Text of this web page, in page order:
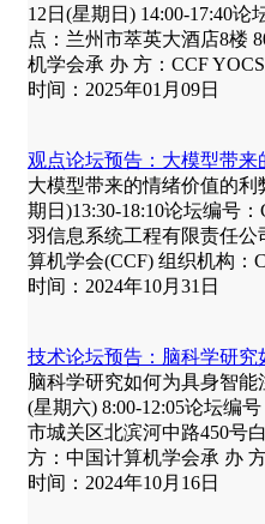
12日(星期日) 14:00-17:40论
点：兰州市萃英大酒店8楼
机学会承 办 方：CCF
时间：2025年01月09日
观点论坛预告：大模型带来
大模型带来的情绪价值的利
期日)13:30-18:10论坛编号
羽信息系统工程有限责任
算机学会(CCF) 组织机构：
时间：2024年10月31日
技术论坛预告：脑科学研究
脑科学研究如何为具身智能
(星期六) 8:00-12:05论坛编
市城关区北滨河中路450号
方：中国计算机学会承 办
时间：2024年10月16日